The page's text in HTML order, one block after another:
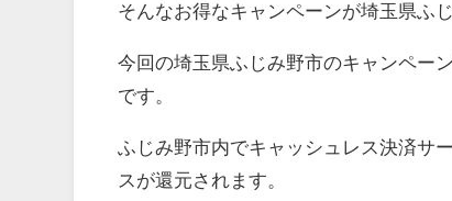
そんなお得なキャンペーンが埼玉県ふ
今回の埼玉県ふじみ野市のキャンペー
です。
ふじみ野市内でキャッシュレス決済サ
スが還元されます。